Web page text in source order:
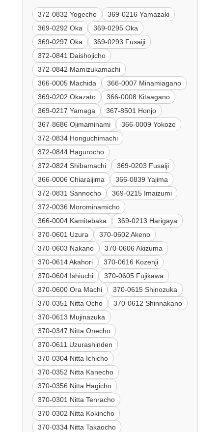
372-0832 Yogecho
369-0216 Yamazaki
369-0292 Oka
369-0295 Oka
369-0297 Oka
369-0293 Fusaiji
372-0841 Daishojicho
372-0842 Mamizukamachi
366-0005 Machida
366-0007 Minamiagano
369-0202 Okazato
366-0008 Kitaagano
369-0217 Yamaga
367-8501 Honjo
367-8686 Ojimaminami
366-0009 Yokoze
372-0834 Horiguchimachi
372-0844 Hagurocho
372-0824 Shibamachi
369-0203 Fusaiji
366-0006 Chiaraijima
366-0839 Yajima
372-0831 Sannocho
369-0215 Imaizumi
372-0036 Morominamicho
366-0004 Kamitebaka
369-0213 Harigaya
370-0601 Uzura
370-0602 Akeno
370-0603 Nakano
370-0606 Akizuma
370-0614 Akahori
370-0616 Kozenji
370-0604 Ishiuchi
370-0605 Fujikawa
370-0600 Ora Machi
370-0615 Shinozuka
370-0351 Nitta Ocho
370-0612 Shinnakano
370-0613 Mujinazuka
370-0347 Nitta Onecho
370-0611 Uzurashinden
370-0304 Nitta Ichicho
370-0352 Nitta Kanecho
370-0356 Nitta Hagicho
370-0301 Nitta Tenracho
370-0302 Nitta Kokincho
370-0334 Nitta Takaocho